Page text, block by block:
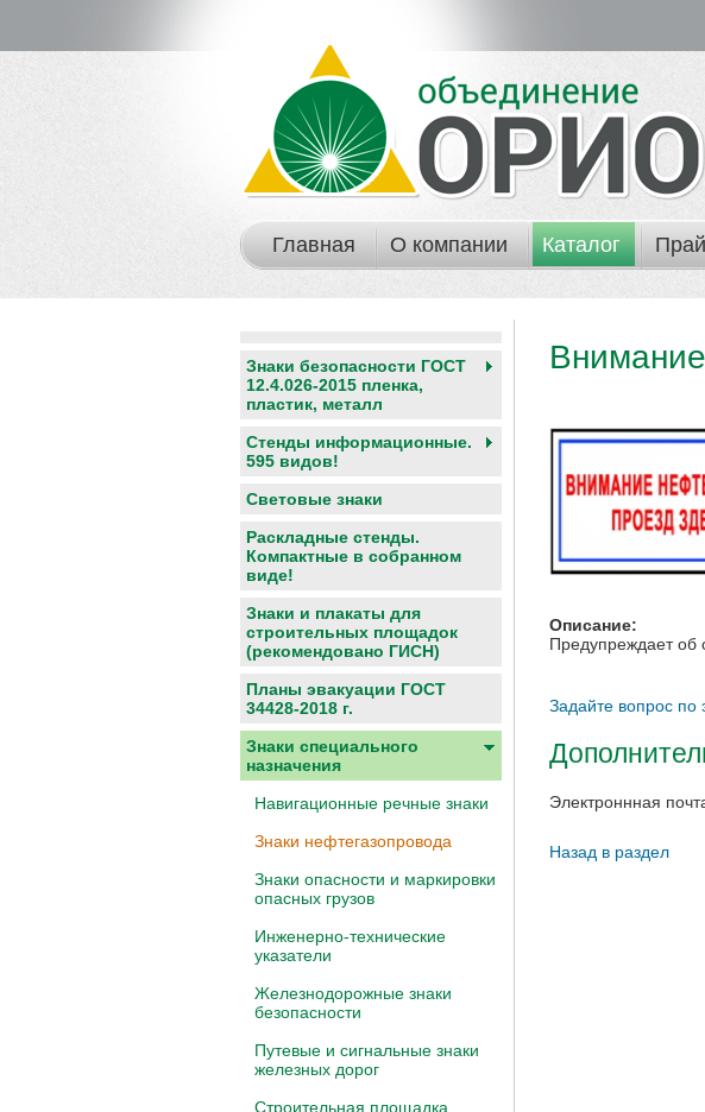
Главная О компании Каталог
Знаки безопасности ГОСТ
12.4.026-2015 пленка,
пластик, металл
Стенды информационные.
595 видов!
Световые знаки
Раскладные стенды.
Компактные в собранном
виде!
Знаки и плакаты для
строительных площадок
(рекомендовано ГИСН)
Планы эвакуации ГОСТ
34428-2018 г.
Знаки специального
назначения
Навигационные речные знаки
Знаки нефтегазопровода
Знаки опасности и маркировки
опасных грузов
Инженерно-технические
указатели
Железнодорожные знаки
безопасности
Путевые и сигнальные знаки
железных дорог
Строительная площадка
Описание:
Предупреждает об
Задайте вопрос по
Электроннная
Назад в раздел